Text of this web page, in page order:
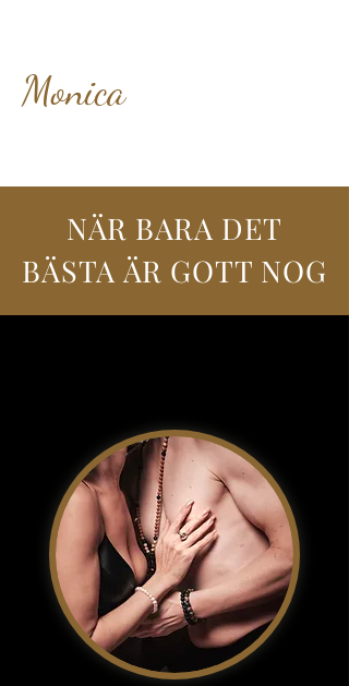
Monica
NÄR BARA DET
BÄSTA ÄR GOTT NOG